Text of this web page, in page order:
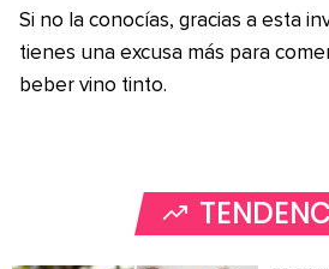
Si no la conocías, gracias a esta
tienes una excusa más para
beber vino tinto.